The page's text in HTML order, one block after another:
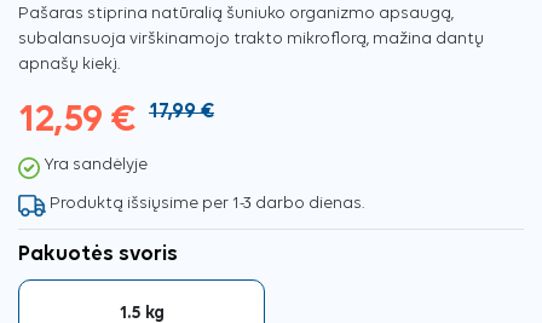
Pašaras stiprina natūralią šuniuko organizmo apsaugą,
subalansuoja virškinamojo trakto mikroflorą, mažina dantų
apnašų kiekį.
12,59 € 17,99 €
Yra sandėlyje
Produktą išsiųsime per 1-3 darbo dienas.
Pakuotės svoris
1.5 kg